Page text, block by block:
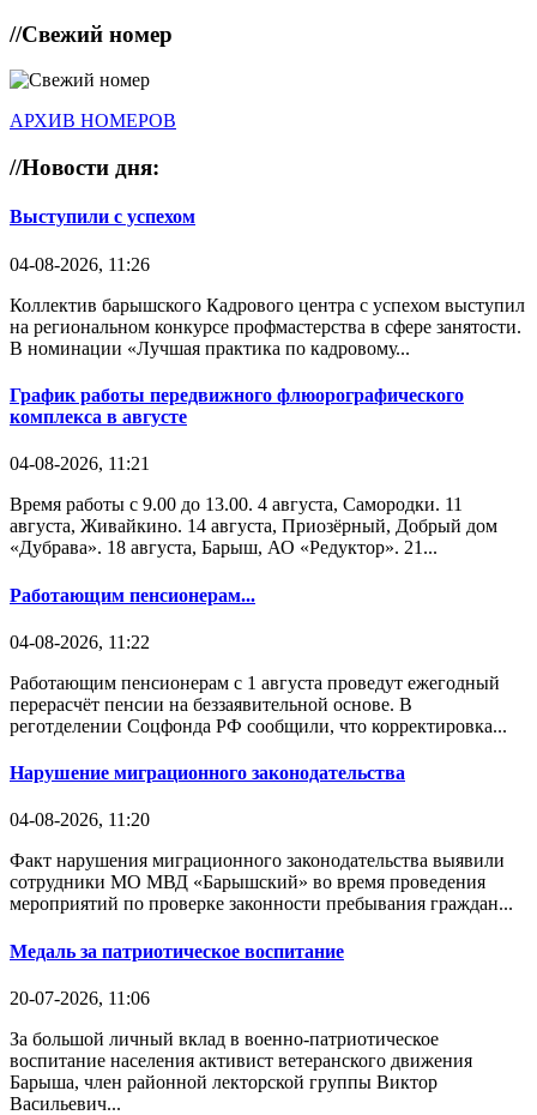
//Свежий номер
АРХИВ НОМЕРОВ
//Новости дня:
Выступили с успехом
04-08-2026, 11:26
Коллектив барышского Кадрового центра с успехом выступил
на региональном конкурсе профмастерства в сфере занятости.
В номинации «Лучшая практика по кадровому...
График работы передвижного флюорографического
комплекса в августе
04-08-2026, 11:21
Время работы с 9.00 до 13.00. 4 августа, Самородки. 11
августа, Живайкино. 14 августа, Приозёрный, Добрый дом
«Дубрава». 18 августа, Барыш, АО «Редуктор». 21...
Работающим пенсионерам...
04-08-2026, 11:22
Работающим пенсионерам с 1 августа проведут ежегодный
перерасчёт пенсии на беззаявительной основе. В
реготделении Соцфонда РФ сообщили, что корректировка...
Нарушение миграционного законодательства
04-08-2026, 11:20
Факт нарушения миграционного законодательства выявили
сотрудники МО МВД «Барышский» во время проведения
мероприятий по проверке законности пребывания граждан...
Медаль за патриотическое воспитание
20-07-2026, 11:06
За большой личный вклад в военно-патриотическое
воспитание населения активист ветеранского движения
Барыша, член районной лекторской группы Виктор
Васильевич...